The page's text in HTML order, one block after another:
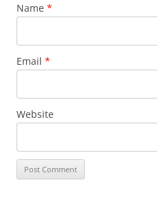
Name *
Email *
Website